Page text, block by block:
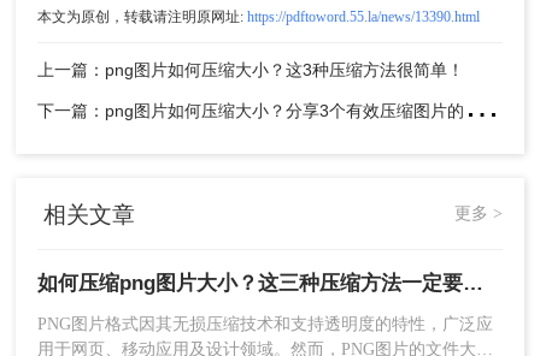
大小，是不是小了很多呢。
注意：在进行压缩前，务必备份原始图片文件。
方法二：使用在线图片压缩工具
传图片并选择压缩选项即可快速完成压缩。这种方
优点：操作简便，无需安装软件，支持多种格
式转换，适合快速处理。
缺点：需要网络连接，对于大文件或批量处理
本文为原创，转载请注明原网址: https://pdftoword.55.la/news/13390.html
上一篇：png图片如何压缩大小？这3种压缩方法很简单！
下
一篇：png图片如何压缩大小？分享3个有效压缩图片的方法，操作简单无门槛
相关文章 更多 >
如何压缩png图片大小？这三种压缩方法一定要学会!！
PNG图片格式因其无损压缩技术和支持透明度的特性，广泛应
用于网页、移动应用及设计领域。然而，PNG图片的文件大小